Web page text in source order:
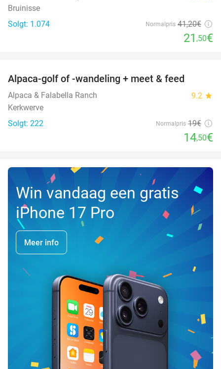
Bruinisse
Solgt: 1.074
Normalpris 41,20€
21 ,50€
Alpaca-golf of -wandeling + meet & feed
Alpaca & Falabella Ranch 9.2 star
Kerkwerve
Solgt: 222
Normalpris 19€
14,50€
Win vandaag een gratis
iPhone 17 Pro
Meer info